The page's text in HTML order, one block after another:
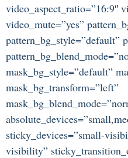
video_aspect_ratio=”16:9″
video_mute=”yes”
pattern_bg_style=”default”
mask_bg_style=”default”
mask_bg_transform=”left”
sticky_devices=”small-
visibility”